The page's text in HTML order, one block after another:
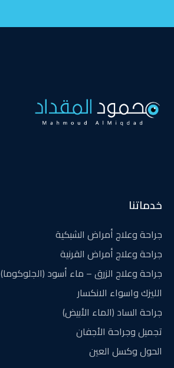
خدماتنا
جراحة وعلاج أمراض الشبكية
جراحة وعلاج أمراض القرنية
جراحة وعلاج الزرق – ماء أسود (الجلوكوما)
الليزك واسواء الانكسار
جراحة الساد (الماء الأبيض)
تجميل وجراحة الأجفان
الحول وكسل العين